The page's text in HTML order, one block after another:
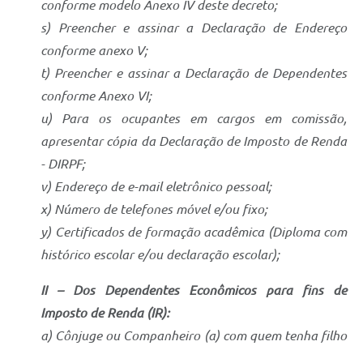
conforme modelo Anexo IV deste decreto;
s) Preencher e assinar a Declaração de Endereço
conforme anexo V;
t) Preencher e assinar a Declaração de Dependentes
conforme Anexo VI;
u) Para os ocupantes em cargos em comissão,
apresentar cópia da Declaração de Imposto de Renda
- DIRPF;
v) Endereço de e-mail eletrônico pessoal;
x) Número de telefones móvel e/ou fixo;
y) Certificados de formação acadêmica (Diploma com
histórico escolar e/ou declaração escolar);
II – Dos Dependentes Econômicos para fins de
Imposto de Renda (IR):
a) Cônjuge ou Companheiro (a) com quem tenha filho